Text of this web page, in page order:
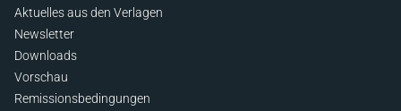
Aktuelles aus den Verlagen
Newsletter
Downloads
Vorschau
Remissionsbedingungen